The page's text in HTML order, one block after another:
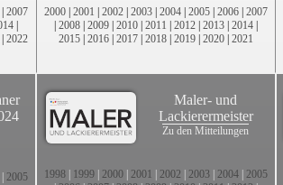
| 2007
|
| 2022
2000 | 2001 | 2002 | 2003 | 2004 | 2005 | 2006 | 2007
| 2008 | 2009 | 2010 | 2011 | 2012 | 2013 | 2014 |
2015 | 2016 | 2017 | 2018 | 2019 | 2020 | 2021
2005
Maler- und
Lackierermeister
Zu den Mitteilungen
1998 1999 2000 2001 2002 2003 2004 2005